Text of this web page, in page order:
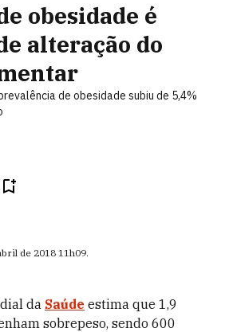
obesidade é
alteração do
de obesidade subiu de 5,4%
de 2018 11h09.
da Saúde estima que 1,9
sobrepeso, sendo 600